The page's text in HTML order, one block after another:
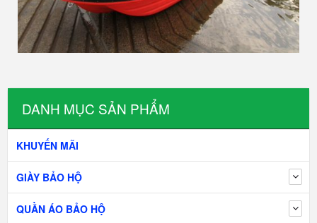
DANH MỤC SẢN PHẨM
KHUYẾN MÃI
GIÀY BẢO HỘ
QUẦN ÁO BẢO HỘ